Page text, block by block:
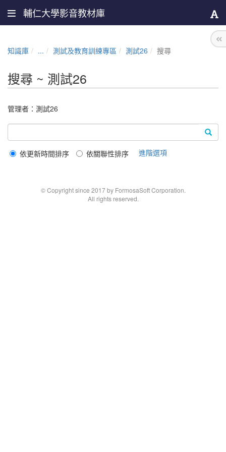
輔仁大學影音教材庫
知識庫 ... 測試及教育訓練專區 測試26 搜尋
搜尋 ~ 測試26
管理者： 測試26
依更新時間排序 依關聯性排序 進階選項
© Copyright since 2017 by FormosaSoft Corporation.
All rights reserved.